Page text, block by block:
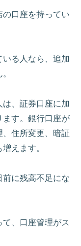
の口座を持ってい
る人なら、追加
、証券口座に加
ます。銀行口座が
住所変更、暗証
えます。
に残高不足にな
、口座管理がス